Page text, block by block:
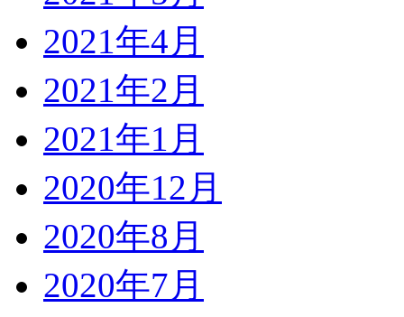
2021年4月
2021年2月
2021年1月
2020年12月
2020年8月
2020年7月